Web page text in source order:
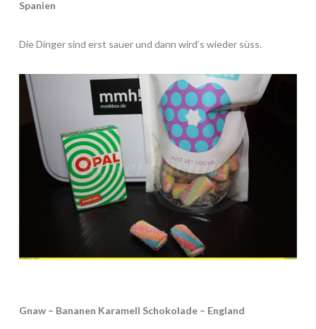
Spanien
Die Dinger sind erst sauer und dann wird’s wieder süss.
Gnaw – Bananen Karamell Schokolade – England